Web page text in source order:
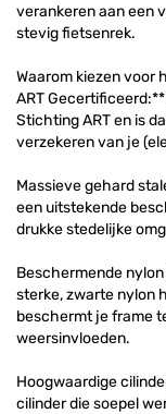
verankeren aan een
stevig fietsenrek.
Waarom kiezen voor
ART
Stichting ART en is
verzekeren van je
Massieve gehard
een uitstekende
drukke stedelijke
Beschermende
sterke, zwarte nylon
beschermt je frame
weersinvloeden.
Hoogwaardige
cilinder die soepel